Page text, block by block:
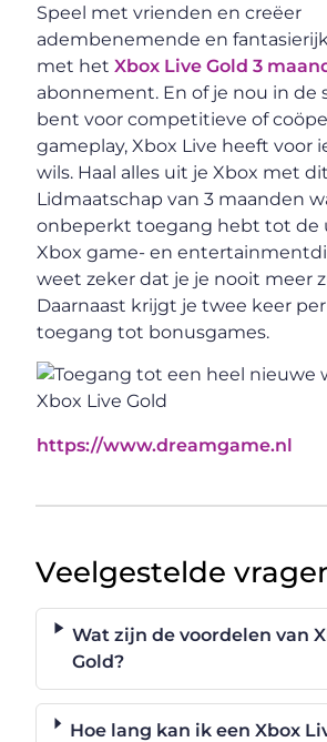
Speel met vrienden en creëer
adembenemende en
met hetXbox Live Gold 3
abonnement. En of je nou in de
bent voor competitieve of
gameplay, Xbox Live heeft voor
wils. Haal alles uit je Xbox met
Lidmaatschap van 3 maanden
onbeperkt toegang hebt tot de
Xbox game- en
weet zeker dat je je nooit meer
Daarnaast krijgt je twee keer
toegang tot bonusgames.
https://www.dreamgame.nl
Veelgestelde
Wat zijn de voordelen van
Gold?
Hoe lang kan ik een Xbox